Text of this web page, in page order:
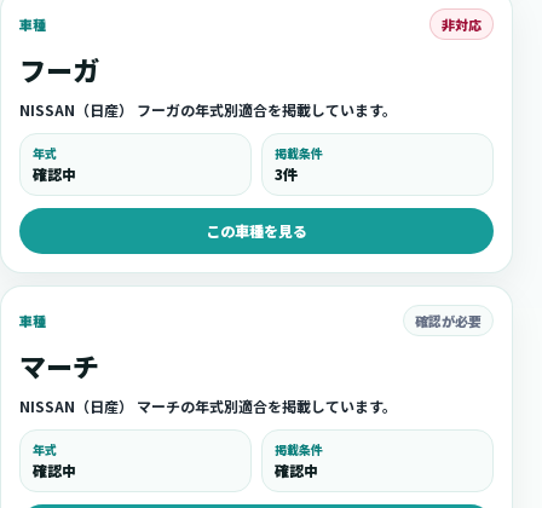
車種 非対応
フーガ
NISSAN（日産） フーガの年式別適合を掲載しています。
年式
確認中
掲載条件
3件
この車種を見る
車種 確認が必要
マーチ
NISSAN（日産） マーチの年式別適合を掲載しています。
年式
確認中
掲載条件
確認中